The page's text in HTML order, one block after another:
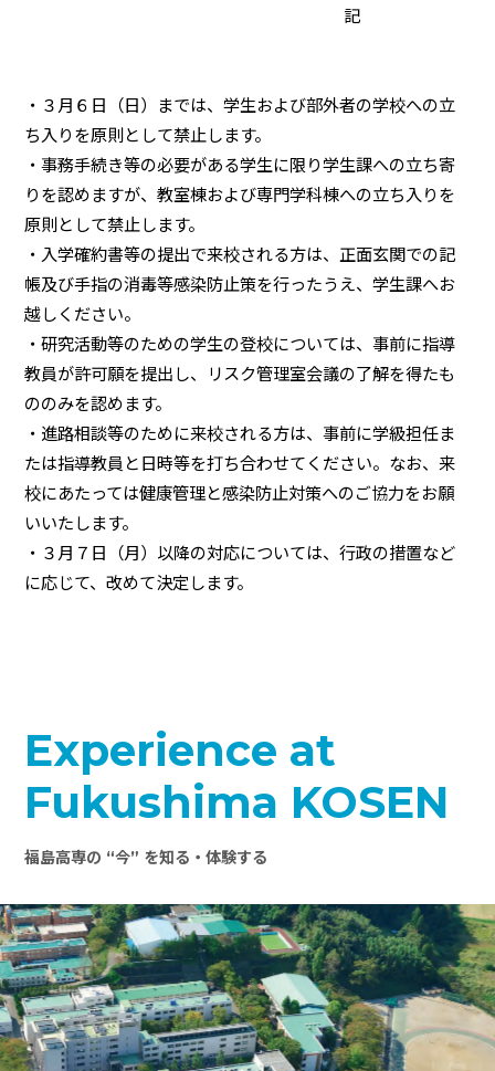
記
・３月６日（日）までは、学生および部外者の学校への立
ち入りを原則として禁止します。
・事務手続き等の必要がある学生に限り学生課への立ち寄
りを認めますが、教室棟および専門学科棟への立ち入りを
原則として禁止します。
・入学確約書等の提出で来校される方は、正面玄関での記
帳及び手指の消毒等感染防止策を行ったうえ、学生課へお
越しください。
・研究活動等のための学生の登校については、事前に指導
教員が許可願を提出し、リスク管理室会議の了解を得たも
ののみを認めます。
・進路相談等のために来校される方は、事前に学級担任ま
たは指導教員と日時等を打ち合わせてください。なお、来
校にあたっては健康管理と感染防止対策へのご協力をお願
いいたします。
・３月７日（月）以降の対応については、行政の措置など
に応じて、改めて決定します。
Experience at
Fukushima KOSEN
福島高専の “今” を知る・体験する